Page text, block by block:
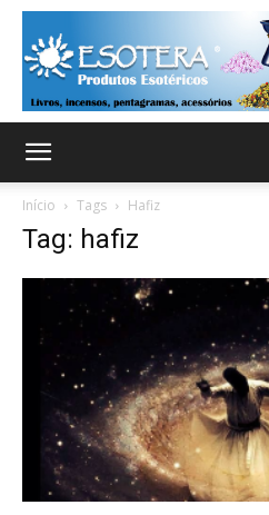
Início Tags Hafiz
Tag: hafiz